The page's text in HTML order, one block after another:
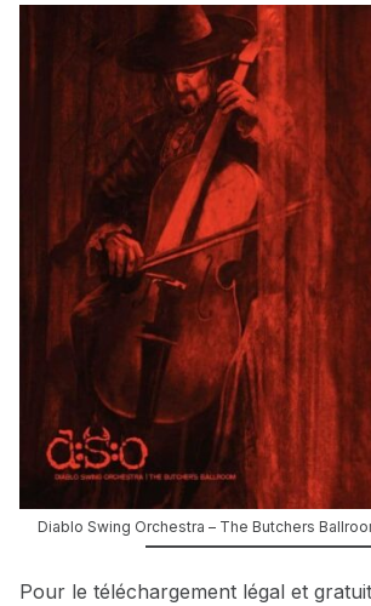
Diablo Swing Orchestra – The Butchers
Pour le téléchargement légal et